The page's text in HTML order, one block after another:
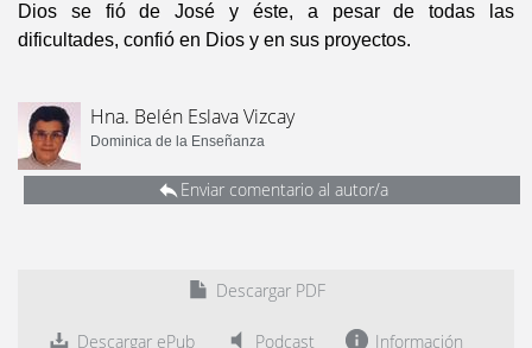
Dios se fió de José y éste, a pesar de todas las
dificultades, confió en Dios y en sus proyectos.
Hna. Belén Eslava Vizcay
Dominica de la Enseñanza
Enviar comentario al autor/a
Descargar PDF
Descargar ePub Podcast Información